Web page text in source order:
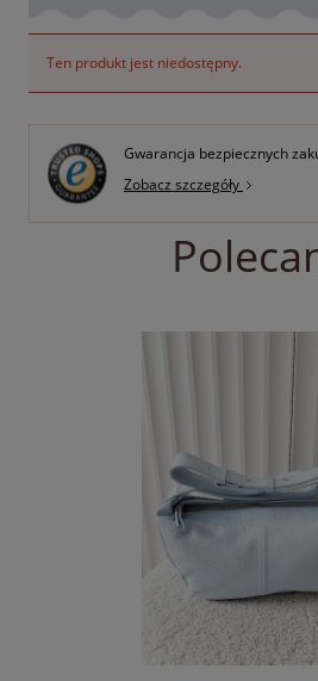
Ten produkt jest niedostępny.
Gwarancja bezpiecznych
Zobacz szczegóły